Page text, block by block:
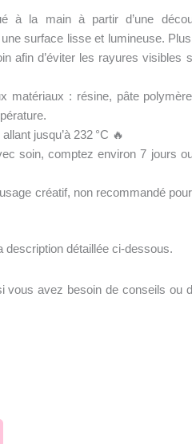
à la main à partir d’une
surface lisse et lumineuse.
afin d’éviter les rayures visibles
matériaux : résine, pâte
jusqu’à 232 °C 🔥
soin, comptez environ 7 jours
créatif, non recommandé
description détaillée ci-dessous.
vous avez besoin de conseils ou